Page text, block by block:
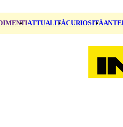
ATTUALITÀCURIOSITÀ